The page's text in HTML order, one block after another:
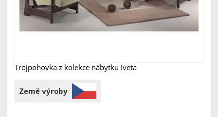
Trojpohovka z kolekce nábytku Iveta
Země výroby